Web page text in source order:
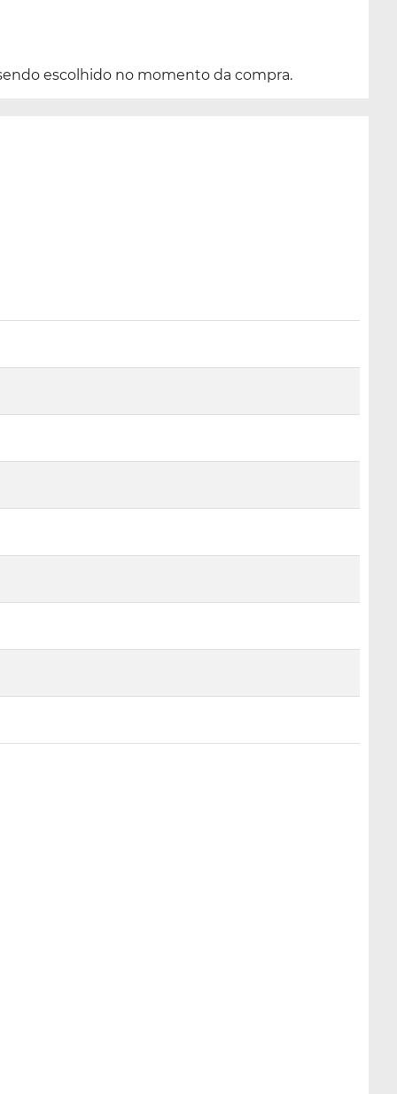
escolhido no momento da compra.